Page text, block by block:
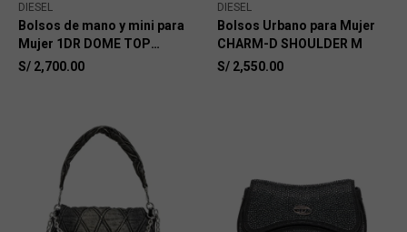
DIESEL
Bolsos de mano y mini para
Mujer 1DR DOME TOP
HANDLE
S/ 2,700.00
DIESEL
Bolsos Urbano para Mujer
CHARM-D SHOULDER M
S/ 2,550.00